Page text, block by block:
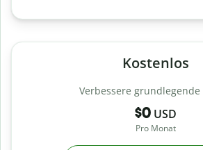
Kostenlos
Verbessere grundlegende
$0 USD
Pro Monat